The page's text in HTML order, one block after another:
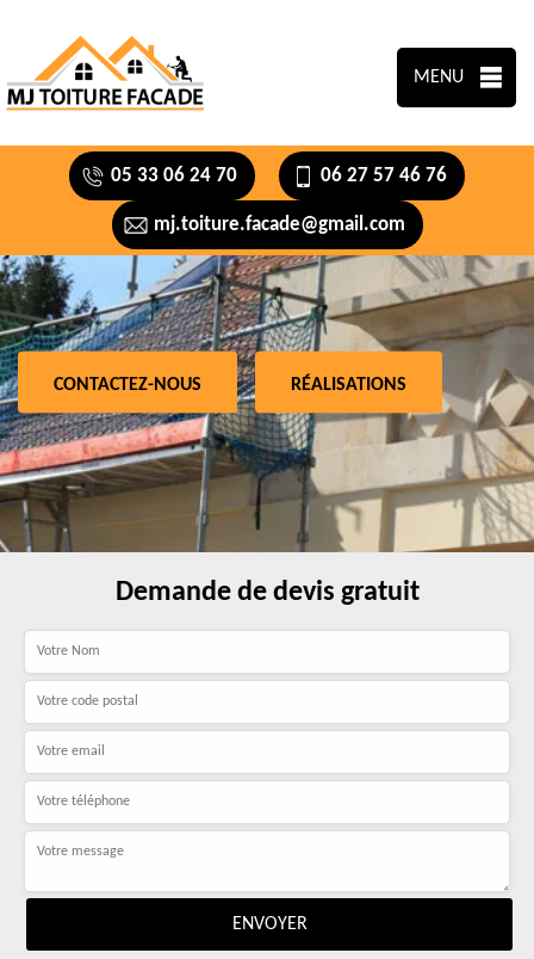
MENU
05 33 06 24 70 06 27 57 46 76
mj.toiture.facade@gmail.com
CONTACTEZ-NOUS RÉALISATIONS
Demande de devis gratuit